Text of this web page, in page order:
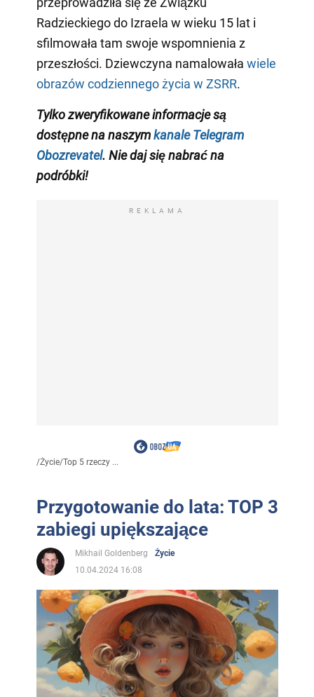
Radzieckiego do Izraela w wieku 15 lat i
sfilmowała tam swoje wspomnienia z
przeszłości. Dziewczyna namalowała wiele
obrazów codziennego życia w ZSRR.
Tylko zweryfikowane informacje są
dostępne na naszymkanale Telegram
Obozrevatel. Nie daj się nabrać na
podróbki!
REKLAMA
/Życie/Top 5 rzeczy ...
Przygotowanie do lata: TOP 3
zabiegi upiększające
Mikhail Goldenberg
Życie
10.04.2024 16:08